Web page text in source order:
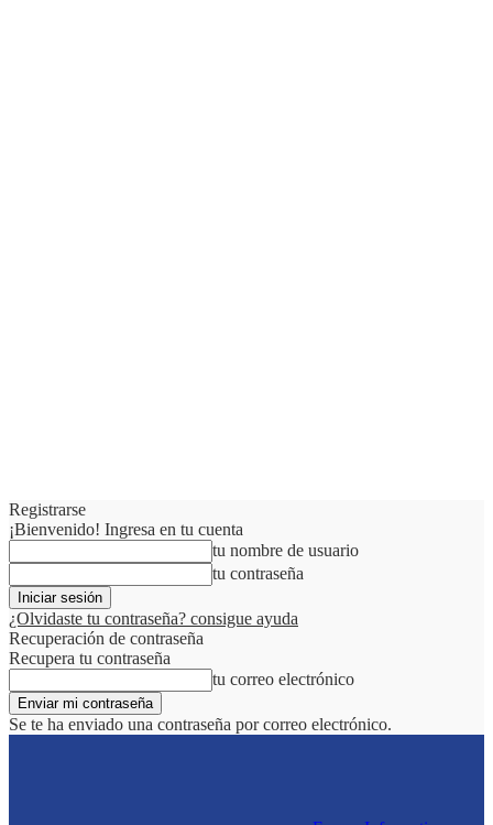
Registrarse
¡Bienvenido! Ingresa en tu cuenta
tu nombre de usuario
tu contraseña
¿Olvidaste tu contraseña? consigue ayuda
Recuperación de contraseña
Recupera tu contraseña
tu correo electrónico
Se te ha enviado una contraseña por correo electrónico.